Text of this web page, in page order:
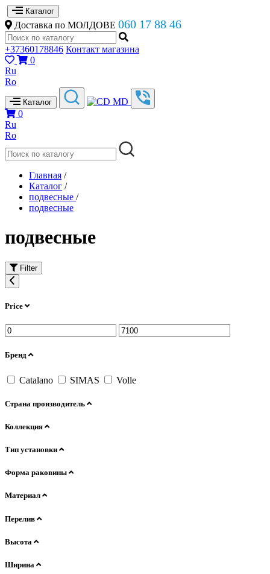
Каталог
Доставка по МОЛДОВЕ 060 17 88 46
+37360178846 Контакт магазина
0
Ru
Ro
Каталог
0
Ru
Ro
Главная /
Каталог /
подвесные /
подвесные
подвесные
Filter
Price
Бренд
Catalano SIMAS Volle
Страна производитель
Коллекция
Тип установки
Форма раковины
Материал
Перелив
Высота
Ширина